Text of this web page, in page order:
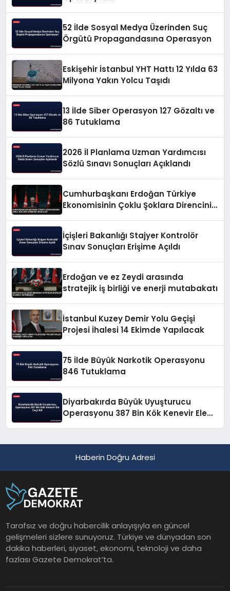
52 İlde Sosyal Medya Üzerinden Suç
Örgütü Propagandasına Operasyon
Eskişehir İstanbul YHT Hattı 12 Yılda 63
Milyona Yakın Yolcu Taşıdı
13 İlde Siber Operasyon 127 Gözaltı ve
86 Tutuklama
2026 İl Planlama Uzman Yardımcısı
Sözlü Sınavı Sonuçları Açıklandı
Cumhurbaşkanı Erdoğan Türkiye
Ekonomisinin Çoklu Şoklara Direncini
İçişleri Bakanlığı Stajyer Kontrolör
Sınav Sonuçları Erişime Açıldı
Erdoğan ve ez Zeydi arasında
stratejik iş birliği ve enerji mutabakatı
İstanbul Kuzey Demir Yolu Geçişi
Projesi İhalesi 14 Ekimde Yapılacak
75 İlde Büyük Narkotik Operasyonu
846 Tutuklama
Diyarbakırda Büyük Uyuşturucu
Operasyonu 387 Bin Kök Kenevir Ele
Haberin Doğru Adresi
Tarafsız ve doğru habercilik anlayışıyla en güncel
gelişmeleri sizlere sunuyoruz. Türkiye ve dünyadan son
dakika haberleri, siyaset, ekonomi, teknoloji ve daha
fazlası Gazete Demokrat’ta.